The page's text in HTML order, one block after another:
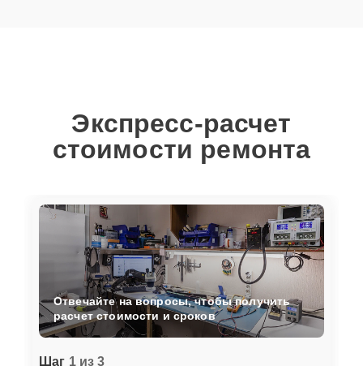
Экспресс-расчет
стоимости ремонта
Шаг 1 из 3
Отвечайте на вопросы, чтобы получить
расчет стоимости и сроков